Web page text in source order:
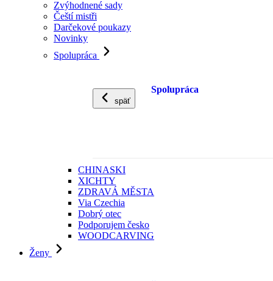
Zvýhodnené sady
Čeští mistři
Darčekové poukazy
Novinky
Spolupráca
späť
Spolupráca
CHINASKI
XICHTY
ZDRAVÁ MĚSTA
Via Czechia
Dobrý otec
Podporujem česko
WOODCARVING
Ženy